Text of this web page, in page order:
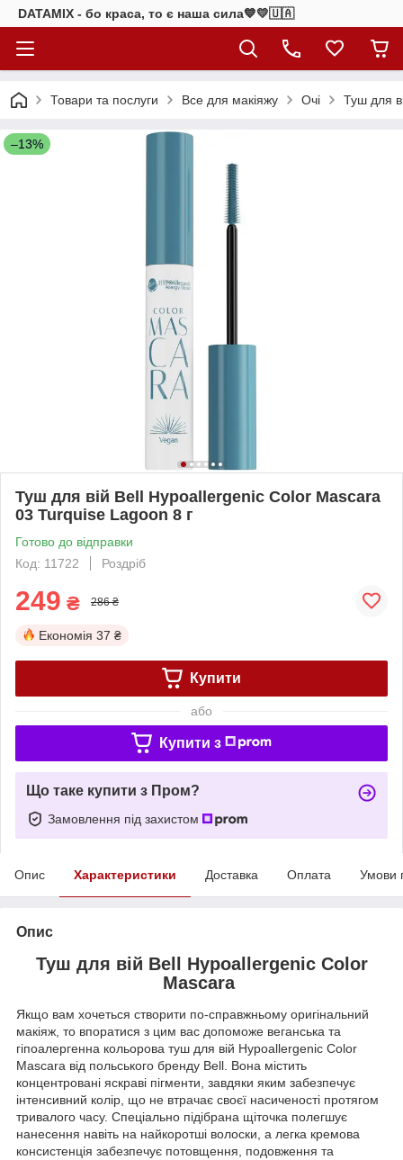
DATAMIX - бо краcа, то є наша сила​💙💛🇺🇦​
Товари та послуги Все для макіяжу Очі Туш для
–13%
Туш для вій Bell Hypoallergenic Color Mascara
03 Turquise Lagoon 8 г
Готово до відправки
Код: 11722
Роздріб
249 ₴ 286 ₴
Економія 37 ₴
Купити
або
Купити з
Що таке купити з Пром?
Замовлення під захистом
Опис Характеристики Доставка Оплата Умови
Опис
Туш для вій Bell Hypoallergenic Color
Mascara
Якщо вам хочеться створити по-справжньому оригінальний
макіяж, то впоратися з цим вас допоможе веганська та
гіпоалергенна кольорова туш для вій Hypoallergenic Color
Mascara від польського бренду Bell. Вона містить
концентровані яскраві пігменти, завдяки яким забезпечує
інтенсивний колір, що не втрачає своєї насиченості протягом
тривалого часу. Спеціально підібрана щіточка полегшує
нанесення навіть на найкоротші волоски, а легка кремова
консистенція забезпечує потовщення, подовження та